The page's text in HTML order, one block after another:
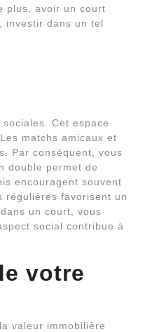
plus, avoir un court
investir dans un tel
Cet espace
matchs amicaux et
Par conséquent, vous
double permet de
encouragent souvent
régulières favorisent un
un court, vous
social contribue à
votre
valeur immobilière